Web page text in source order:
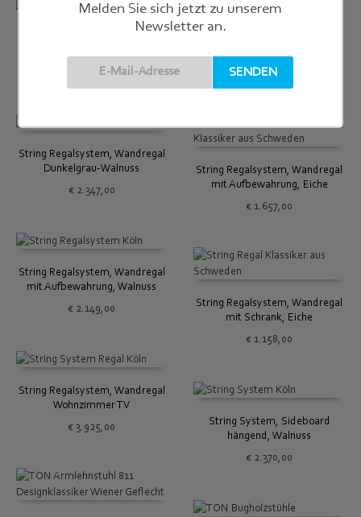
239,00
€1.642,00
String Regalsystem, Wandregal
Dunkelgrau-Walnuss
€2.347,00
String Regalsystem, Wandregal
mit Aufbewahrung, Eiche
€ 1.657,00
String Regalsystem, Wandregal
mit Aufbewahrung, Walnuss
€ 2.149,00
String Regalsystem, Wandregal
mit Schrank, Eiche
€ 1.158,00
String Regalsystem, Wandregal
Wohnzimmer TV
€ 3.925,00
String System, Sideboard
hängend, Walnuss
€ 2.370,00
Melden Sie sich jetzt zu unserem
Newsletter an.